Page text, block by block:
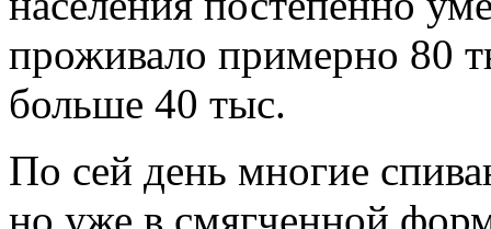
проживало примерно 80
больше 40 тыс.
По сей день многие